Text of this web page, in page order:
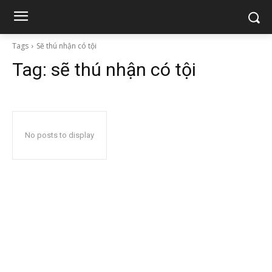
Tags Sẽ thú nhận có tội
Tag: sẽ thú nhận có tội
No posts to display